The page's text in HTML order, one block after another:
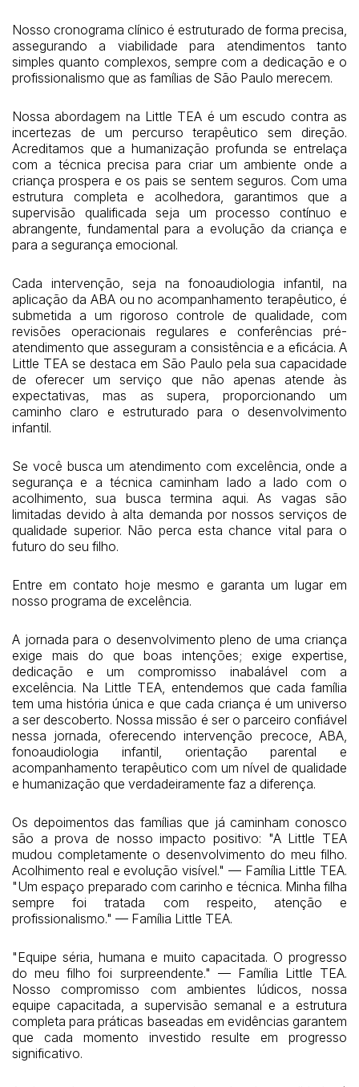
Nosso cronograma clínico é estruturado de forma precisa,
assegurando a viabilidade para atendimentos tanto
simples quanto complexos, sempre com a dedicação e o
profissionalismo que as famílias de São Paulo merecem.
Nossa abordagem na Little TEA é um escudo contra as
incertezas de um percurso terapêutico sem direção.
Acreditamos que a humanização profunda se entrelaça
com a técnica precisa para criar um ambiente onde a
criança prospera e os pais se sentem seguros. Com uma
estrutura completa e acolhedora, garantimos que a
supervisão qualificada seja um processo contínuo e
abrangente, fundamental para a evolução da criança e
para a segurança emocional.
Cada intervenção, seja na fonoaudiologia infantil, na
aplicação da ABA ou no acompanhamento terapêutico, é
submetida a um rigoroso controle de qualidade, com
revisões operacionais regulares e conferências pré-
atendimento que asseguram a consistência e a eficácia. A
Little TEA se destaca em São Paulo pela sua capacidade
de oferecer um serviço que não apenas atende às
expectativas, mas as supera, proporcionando um
caminho claro e estruturado para o desenvolvimento
infantil.
Se você busca um atendimento com excelência, onde a
segurança e a técnica caminham lado a lado com o
acolhimento, sua busca termina aqui. As vagas são
limitadas devido à alta demanda por nossos serviços de
qualidade superior. Não perca esta chance vital para o
futuro do seu filho.
Entre em contato hoje mesmo e garanta um lugar em
nosso programa de excelência.
A jornada para o desenvolvimento pleno de uma criança
exige mais do que boas intenções; exige expertise,
dedicação e um compromisso inabalável com a
excelência. Na Little TEA, entendemos que cada família
tem uma história única e que cada criança é um universo
a ser descoberto. Nossa missão é ser o parceiro confiável
nessa jornada, oferecendo intervenção precoce, ABA,
fonoaudiologia infantil, orientação parental e
acompanhamento terapêutico com um nível de qualidade
e humanização que verdadeiramente faz a diferença.
Os depoimentos das famílias que já caminham conosco
são a prova de nosso impacto positivo: "A Little TEA
mudou completamente o desenvolvimento do meu filho.
Acolhimento real e evolução visível." — Família Little TEA.
"Um espaço preparado com carinho e técnica. Minha filha
sempre foi tratada com respeito, atenção e
profissionalismo." — Família Little TEA.
"Equipe séria, humana e muito capacitada. O progresso
do meu filho foi surpreendente." — Família Little TEA.
Nosso compromisso com ambientes lúdicos, nossa
equipe capacitada, a supervisão semanal e a estrutura
completa para práticas baseadas em evidências garantem
que cada momento investido resulte em progresso
significativo.